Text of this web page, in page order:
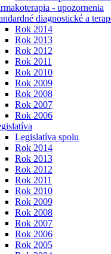
- upozornenia
diagnostické a
Rok 2014
Rok 2013
Rok 2012
Rok 2011
Rok 2010
Rok 2009
Rok 2008
Rok 2007
Rok 2006
Legislatíva spolu
Rok 2014
Rok 2013
Rok 2012
Rok 2011
Rok 2010
Rok 2009
Rok 2008
Rok 2007
Rok 2006
Rok 2005